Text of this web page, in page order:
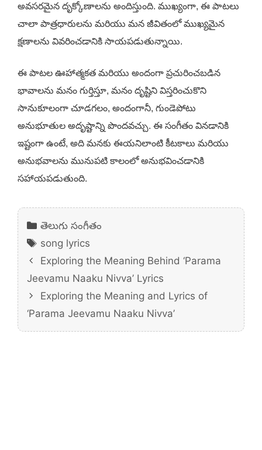
అవసరమైన దృక్కోణాలను అందిస్తుంది. ముఖ్యంగా, ఈ పాటలు
చాలా పాత్రధారులను మరియు మన జీవితంలో ముఖ్యమైన
క్షణాలను వివరించడానికి సాయపడుతున్నాయి.
ఈ పాటల ఊహాత్మకత మరియు అందంగా ప్రచురించబడిన
భావాలను మనం గుర్తిస్తూ, మనం దృష్టిని విస్తరించుకొని
సానుకూలంగా చూడగలం, అందంగానీ, గుండెపోటు
అనుభూతుల అదృష్టాన్ని పొందవచ్చు. ఈ సంగీతం వినడానికి
ఇష్టంగా ఉంటే, అది మనకు ఈయనిలాంటి కీటకాలు మరియు
అనుభవాలను మునుపటి కాలంలో అనుభవించడానికి
సహాయపడుతుంది.
Categories
తెలుగు సంగీతం
Tags
song lyrics
Exploring the Meaning Behind ‘Parama
Jeevamu Naaku Nivva’ Lyrics
Exploring the Meaning and Lyrics of
‘Parama Jeevamu Naaku Nivva’